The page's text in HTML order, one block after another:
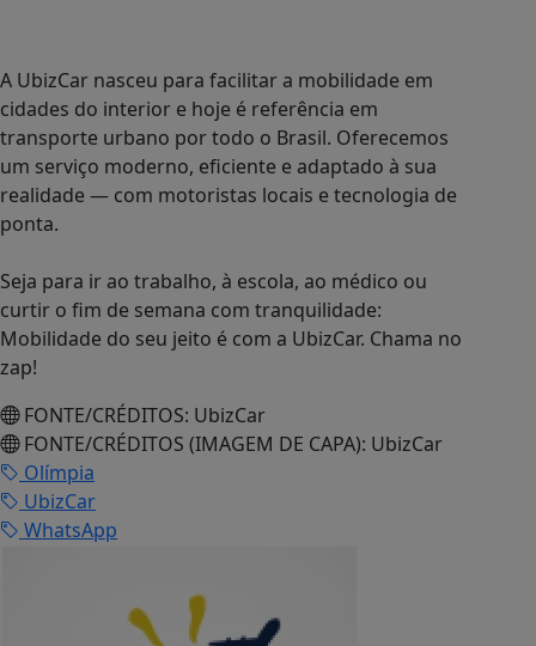
A UbizCar nasceu para facilitar a mobilidade em
cidades do interior e hoje é referência em
transporte urbano por todo o Brasil. Oferecemos
um serviço moderno, eficiente e adaptado à sua
realidade — com motoristas locais e tecnologia de
ponta.
Seja para ir ao trabalho, à escola, ao médico ou
curtir o fim de semana com tranquilidade:
Mobilidade do seu jeito é com a UbizCar. Chama no
zap!
FONTE/CRÉDITOS: UbizCar
FONTE/CRÉDITOS (IMAGEM DE CAPA): UbizCar
Olímpia
UbizCar
WhatsApp